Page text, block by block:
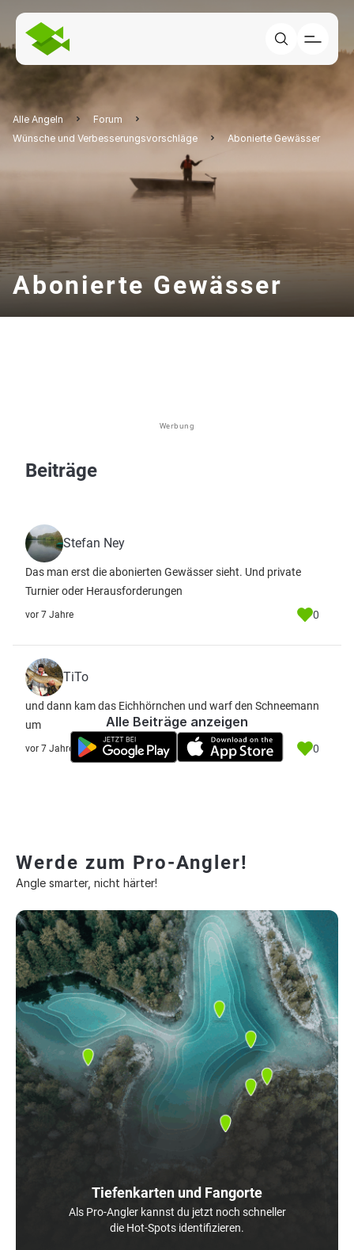
Alle Angeln
Forum
Wünsche und Verbesserungsvorschläge
Abonierte Gewässer
Abonierte Gewässer
Werbung
Beiträge
Stefan Ney
Das man erst die abonierten Gewässer sieht. Und private
Turnier oder Herausforderungen
vor 7 Jahre 0
TiTo
und dann kam das Eichhörnchen und warf den Schneemann
um
vor 7 Jahre 0
Alle Beiträge anzeigen
Werde zum Pro-Angler!
Angle smarter, nicht härter!
Tiefenkarten und Fangorte
Als Pro-Angler kannst du jetzt noch schneller
die Hot-Spots identifizieren.